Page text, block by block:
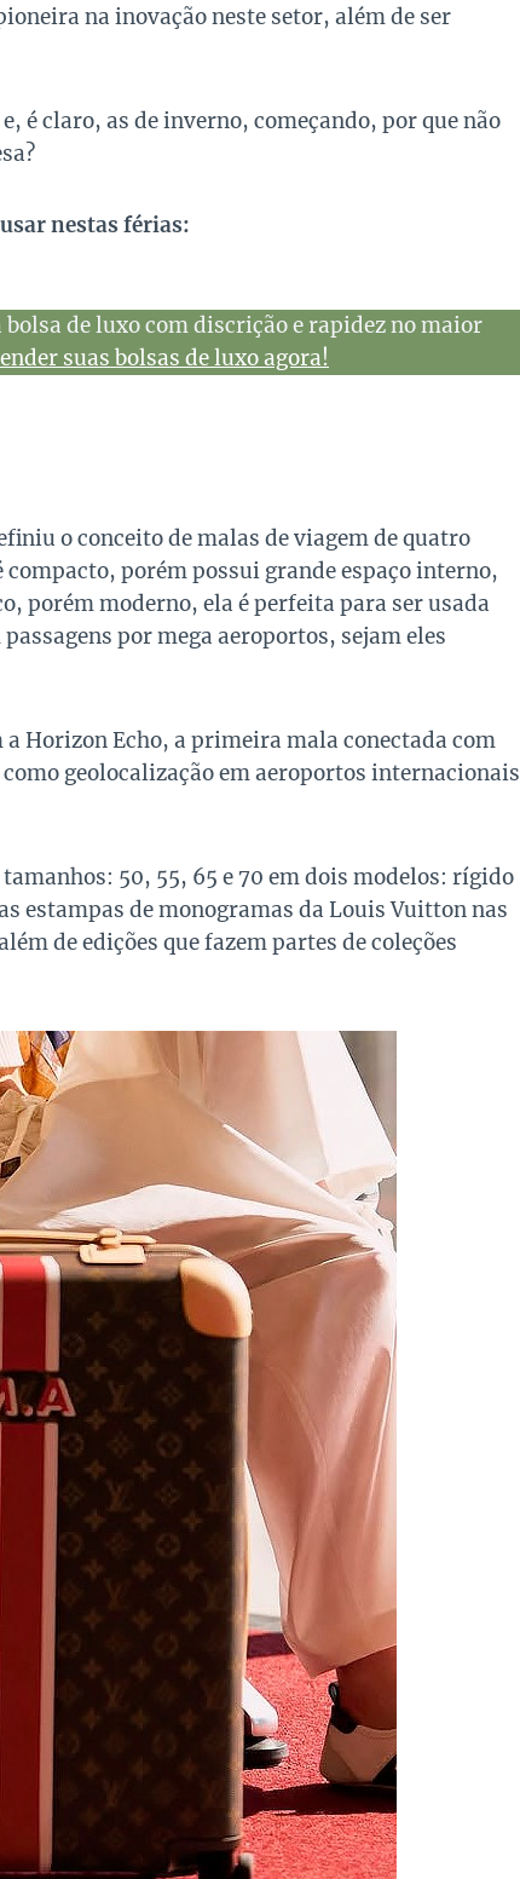
na inovação neste setor, além de ser
é claro, as de inverno, começando, por que não
nestas férias:
bolsa de luxo com discrição e rapidez no maior
suas bolsas de luxo agora!
o conceito de malas de viagem de quatro
porém possui grande espaço interno,
porém moderno, ela é perfeita para ser usada
por mega aeroportos, sejam eles
a Horizon Echo, a primeira mala conectada com
geolocalização em aeroportos internacionais
50, 55, 65 e 70 em dois modelos: rígido
estampas de monogramas da Louis Vuitton nas
de edições que fazem partes de coleções